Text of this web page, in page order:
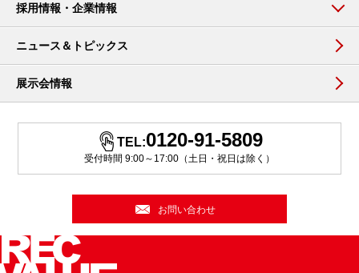
採用情報・企業情報
ニュース＆トピックス
展示会情報
TEL:0120-91-5809
受付時間 9:00～17:00（土日・祝日は除く）
お問い合わせ